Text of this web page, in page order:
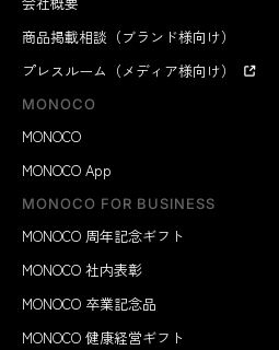
商品掲載相談（ブランド様向け）
プレスルーム（メディア様向け）
MONOCO
MONOCO
MONOCO App
MONOCO FOR BUSINESS
MONOCO 周年記念ギフト
MONOCO 社内表彰
MONOCO 卒業記念品
MONOCO 健康経営ギフト